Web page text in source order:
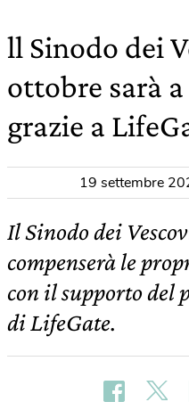
ll Sinodo dei
ottobre sarà
grazie a
19 settembre
Il Sinodo dei
compenserà le
con il supporto del
di LifeGate.